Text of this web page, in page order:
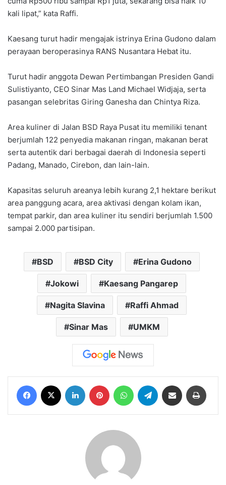
kali lipat,” kata Raffi.
Kaesang turut hadir mengajak istrinya Erina Gudono dalam
perayaan beroperasinya RANS Nusantara Hebat itu.
Turut hadir anggota Dewan Pertimbangan Presiden Gandi
Sulistiyanto, CEO Sinar Mas Land Michael Widjaja, serta
pasangan selebritas Giring Ganesha dan Chintya Riza.
Area kuliner di Jalan BSD Raya Pusat itu memiliki tenant
berjumlah 122 penyedia makanan ringan, makanan berat
serta autentik dari berbagai daerah di Indonesia seperti
Padang, Manado, Cirebon, dan lain-lain.
Kapasitas seluruh areanya lebih kurang 2,1 hektare berikut
area panggung acara, area aktivasi dengan kolam ikan,
tempat parkir, dan area kuliner itu sendiri berjumlah 1.500
sampai 2.000 partisipan.
BSD BSD City Erina Gudono
Jokowi Kaesang Pangarep
Nagita Slavina Raffi Ahmad
Sinar Mas UMKM
Facebook LinkedIn Pinterest WhatsAppTelegram Share via Email